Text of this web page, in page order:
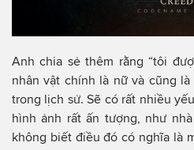
Anh chia sẻ thêm rằng “tôi
nhân vật chính là nữ và cũng
trong lịch sử. Sẽ có rất nhiều
hình ảnh rất ấn tượng, như
không biết điều đó có nghĩa là